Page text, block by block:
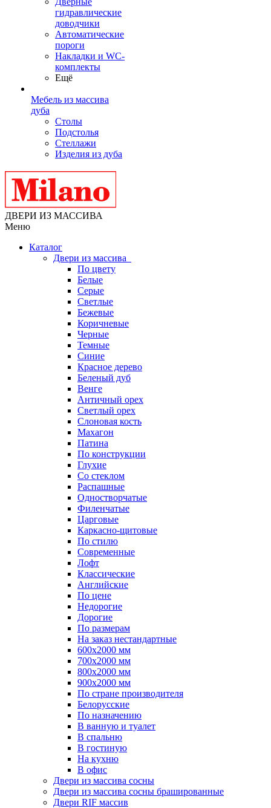
гидравлические
доводчики
Автоматические
пороги
Накладки и WC-
комплекты
Ещё
Мебель из массива
дуба
Столы
Подстолья
Стеллажи
Изделия из дуба
ДВЕРИ ИЗ МАССИВА
Меню
Каталог
Двери из массива
По цвету
Белые
Серые
Светлые
Бежевые
Коричневые
Черные
Темные
Синие
Красное дерево
Беленый дуб
Венге
Античный орех
Светлый орех
Слоновая кость
Махагон
Патина
По конструкции
Глухие
Со стеклом
Распашные
Одностворчатые
Филенчатые
Царговые
Каркасно-щитовые
По стилю
Современные
Лофт
Классические
Английские
По цене
Недорогие
Дорогие
По размерам
На заказ нестандартные
600х2000 мм
700х2000 мм
800х2000 мм
900х2000 мм
По стране производителя
Белорусские
По назначению
В ванную и туалет
В спальню
В гостиную
На кухню
В офис
Двери из массива сосны
Двери из массива сосны брашированные
Двери RIF массив